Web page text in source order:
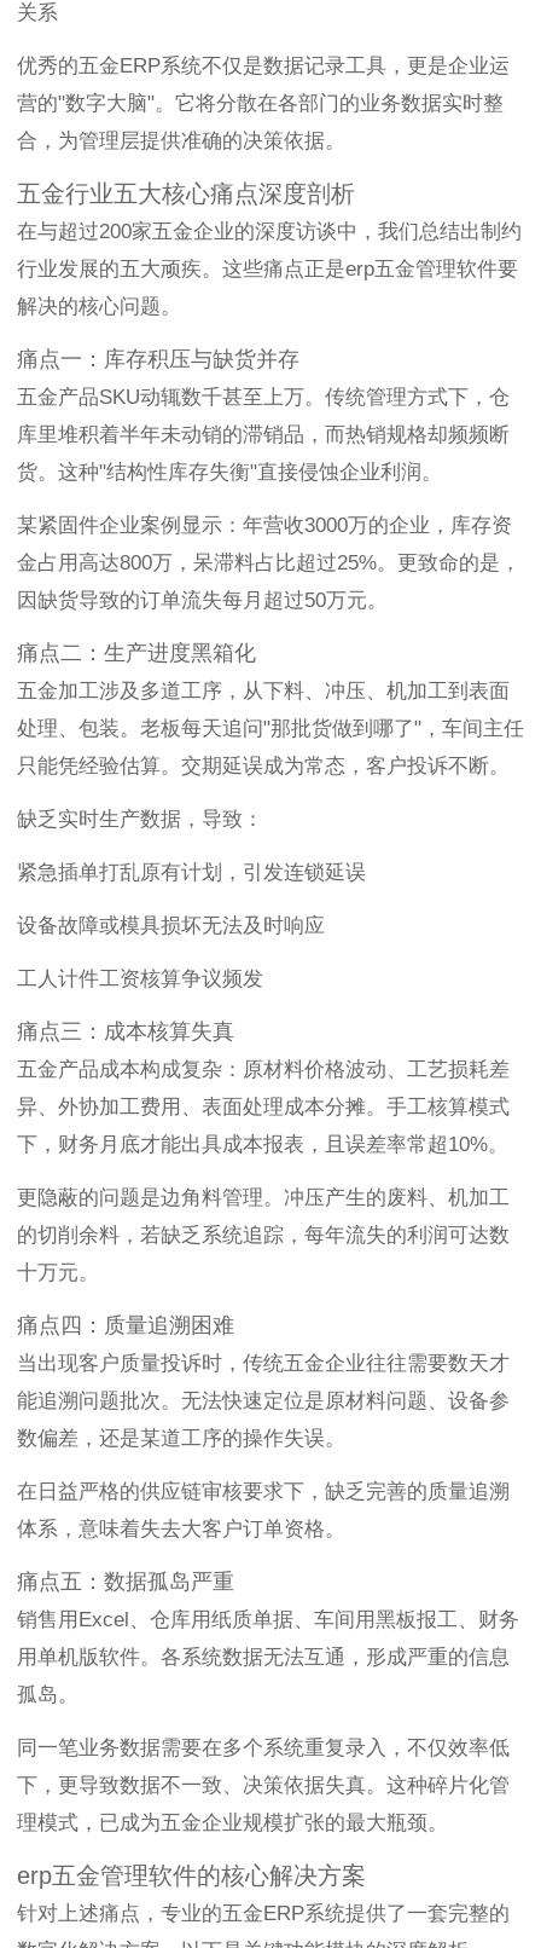
关系
优秀的五金ERP系统不仅是数据记录工具，更是企业运
营的"数字大脑"。它将分散在各部门的业务数据实时整
合，为管理层提供准确的决策依据。
五金行业五大核心痛点深度剖析
在与超过200家五金企业的深度访谈中，我们总结出制约
行业发展的五大顽疾。这些痛点正是erp五金管理软件要
解决的核心问题。
痛点一：库存积压与缺货并存
五金产品SKU动辄数千甚至上万。传统管理方式下，仓
库里堆积着半年未动销的滞销品，而热销规格却频频断
货。这种"结构性库存失衡"直接侵蚀企业利润。
某紧固件企业案例显示：年营收3000万的企业，库存资
金占用高达800万，呆滞料占比超过25%。更致命的是，
因缺货导致的订单流失每月超过50万元。
痛点二：生产进度黑箱化
五金加工涉及多道工序，从下料、冲压、机加工到表面
处理、包装。老板每天追问"那批货做到哪了"，车间主任
只能凭经验估算。交期延误成为常态，客户投诉不断。
缺乏实时生产数据，导致：
紧急插单打乱原有计划，引发连锁延误
设备故障或模具损坏无法及时响应
工人计件工资核算争议频发
痛点三：成本核算失真
五金产品成本构成复杂：原材料价格波动、工艺损耗差
异、外协加工费用、表面处理成本分摊。手工核算模式
下，财务月底才能出具成本报表，且误差率常超10%。
更隐蔽的问题是边角料管理。冲压产生的废料、机加工
的切削余料，若缺乏系统追踪，每年流失的利润可达数
十万元。
痛点四：质量追溯困难
当出现客户质量投诉时，传统五金企业往往需要数天才
能追溯问题批次。无法快速定位是原材料问题、设备参
数偏差，还是某道工序的操作失误。
在日益严格的供应链审核要求下，缺乏完善的质量追溯
体系，意味着失去大客户订单资格。
痛点五：数据孤岛严重
销售用Excel、仓库用纸质单据、车间用黑板报工、财务
用单机版软件。各系统数据无法互通，形成严重的信息
孤岛。
同一笔业务数据需要在多个系统重复录入，不仅效率低
下，更导致数据不一致、决策依据失真。这种碎片化管
理模式，已成为五金企业规模扩张的最大瓶颈。
erp五金管理软件的核心解决方案
针对上述痛点，专业的五金ERP系统提供了一套完整的